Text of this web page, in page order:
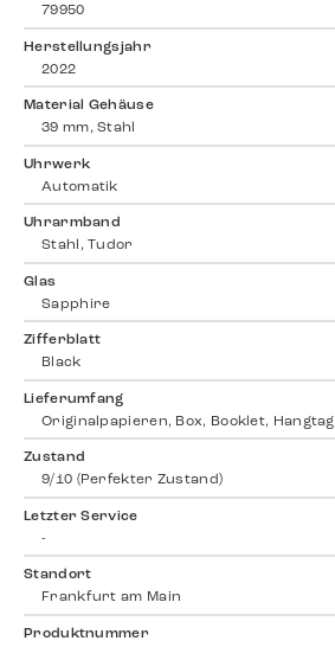
79950
Herstellungsjahr
2022
Material Gehäuse
39 mm, Stahl
Uhrwerk
Automatik
Uhrarmband
Stahl, Tudor
Glas
Sapphire
Zifferblatt
Black
Lieferumfang
Originalpapieren, Box, Booklet, Hangtag
Zustand
9/10 (Perfekter Zustand)
Letzter Service
-
Standort
Frankfurt am Main
Produktnummer